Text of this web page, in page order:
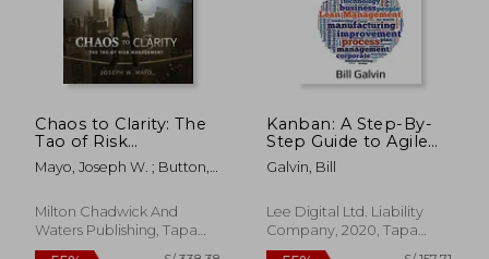
dcto. S/ 59,24 dcto.
Chaos to Clarity: The
Tao of Risk
Management (en
Inglés)
Mayo, Joseph W. ; Button,
Milton Chadwick And
Waters Publishing, Tapa
Dura, Nuevo
Kanban: A Step-By-
Step Guide to Agile
Project Management
With Kanban: A Step-
Agile Project
Management With
Galvin, Bill
Lee Digital Ltd. Liability
Company, 2020, Tapa
Blanda, Nuevo